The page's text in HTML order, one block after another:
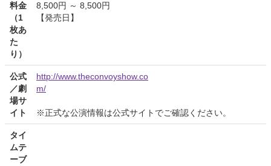
料金
（1
枚あ
た
り）
8,500円 ～ 8,500円
【発売日】
公式
／劇
場サ
イト
http://www.theconvoyshow.co
m/
※正式な公演情報は公式サイトでご確認ください。
タイ
ムテ
ーブ